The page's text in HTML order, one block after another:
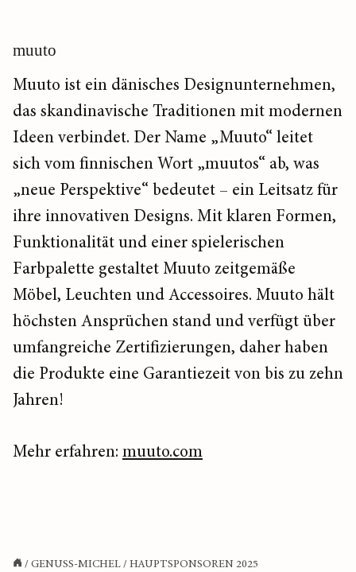
muuto
Muuto ist ein dänisches Designunternehmen,
das skandinavische Traditionen mit modernen
Ideen verbindet. Der Name „Muuto“ leitet
sich vom finnischen Wort „muutos“ ab, was
„neue Perspektive“ bedeutet – ein Leitsatz für
ihre innovativen Designs. Mit klaren Formen,
Funktionalität und einer spielerischen
Farbpalette gestaltet Muuto zeitgemäße
Möbel, Leuchten und Accessoires. Muuto hält
höchsten Ansprüchen stand und verfügt über
umfangreiche Zertifizierungen, daher haben
die Produkte eine Garantiezeit von bis zu zehn
Jahren!
Mehr erfahren: muuto.com
/ GENUSS-MICHEL/ HAUPTSPONSOREN 2025